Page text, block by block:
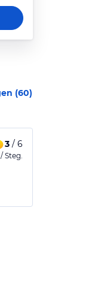
(60)
ansonsten
3/ 6
Steg.